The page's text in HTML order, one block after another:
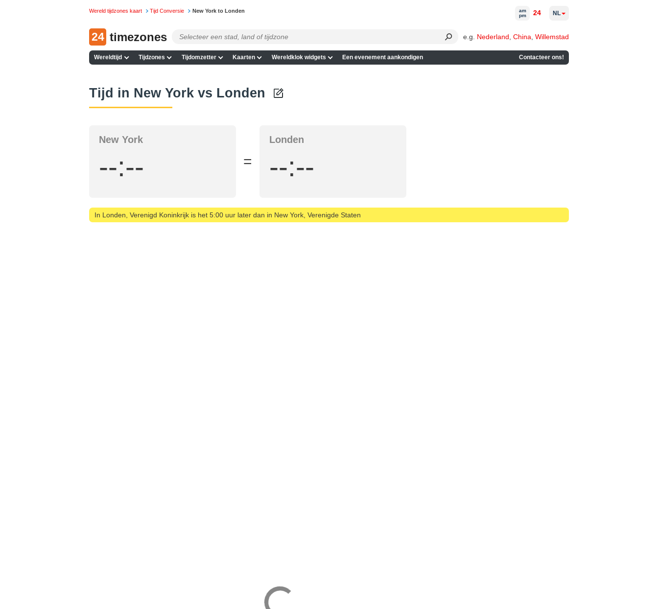
Wereld tijdzones kaart Tijd Conversie New York to Londen
24 timezones e.g. Nederland China Willemstad
Wereldtijd Tijdzones Tijdomzetter Kaarten Wereldklok widgets Een evenement aankondigen Contacteer ons!
am
pm
24 NL
Tijd in New York vs Londen
New York
--:-- =
Londen
--:--
In Londen, Verenigd Koninkrijk is het 5:00 uur later dan in New York, Verenigde Staten